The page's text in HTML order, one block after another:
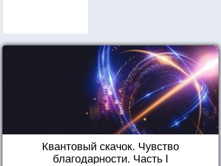
Квантовый скачок. Чувство
благодарности. Часть I